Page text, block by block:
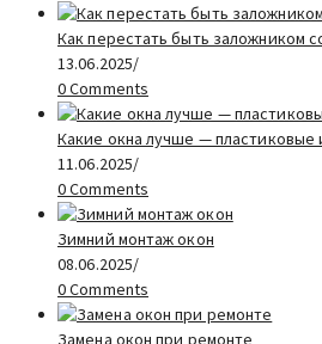
Как перестать быть заложником
13.06.2025/
0 Comments
Какие окна лучше — пластиковые
11.06.2025/
0 Comments
Зимний монтаж окон
08.06.2025/
0 Comments
Замена окон при ремонте